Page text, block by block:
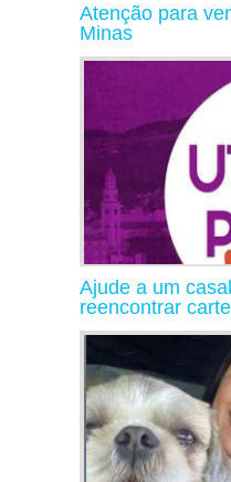
Atenção para
Minas
Ajude a um
reencontrar